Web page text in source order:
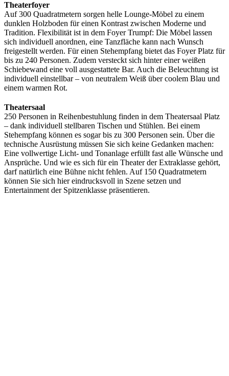
Theaterfoyer
Auf 300 Quadratmetern sorgen helle Lounge-Möbel zu einem
dunklen Holzboden für einen Kontrast zwischen Moderne und
Tradition. Flexibilität ist in dem Foyer Trumpf: Die Möbel lassen
sich individuell anordnen, eine Tanzfläche kann nach Wunsch
freigestellt werden. Für einen Stehempfang bietet das Foyer Platz für
bis zu 240 Personen. Zudem versteckt sich hinter einer weißen
Schiebewand eine voll ausgestattete Bar. Auch die Beleuchtung ist
individuell einstellbar – von neutralem Weiß über coolem Blau und
einem warmen Rot.
Theatersaal
250 Personen in Reihenbestuhlung finden in dem Theatersaal Platz
– dank individuell stellbaren Tischen und Stühlen. Bei einem
Stehempfang können es sogar bis zu 300 Personen sein. Über die
technische Ausrüstung müssen Sie sich keine Gedanken machen:
Eine vollwertige Licht- und Tonanlage erfüllt fast alle Wünsche und
Ansprüche. Und wie es sich für ein Theater der Extraklasse gehört,
darf natürlich eine Bühne nicht fehlen. Auf 150 Quadratmetern
können Sie sich hier eindrucksvoll in Szene setzen und
Entertainment der Spitzenklasse präsentieren.